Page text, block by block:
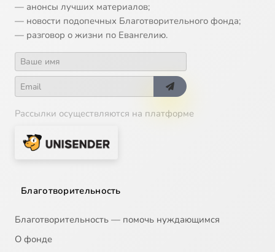
— анонсы лучших материалов;
— новости подопечных Благотворительного фонда;
— разговор о жизни по Евангелию.
Рассылки осуществляются на платформе
Благотворительность
Благотворительность — помочь нуждающимся
О фонде